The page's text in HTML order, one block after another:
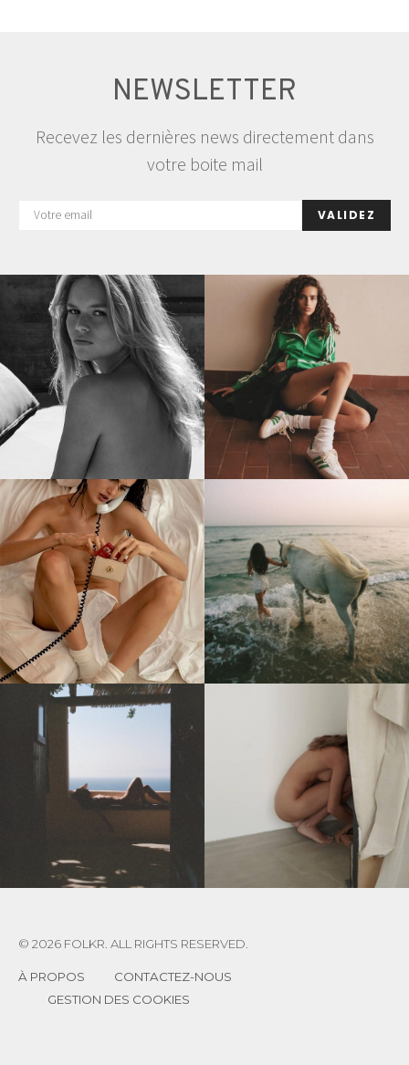
NEWSLETTER
Recevez les dernières news directement dans
votre boite mail
VALIDEZ
© 2026 FOLKR. ALL RIGHTS RESERVED.
À PROPOS
CONTACTEZ-NOUS
GESTION DES COOKIES